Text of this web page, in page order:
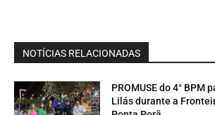
NOTÍCIAS RELACIONADAS
PROMUSE do 4° BPM
Lilás durante a